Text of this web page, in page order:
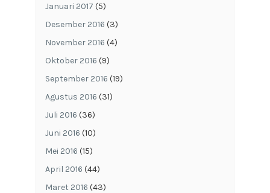
Januari 2017 (5)
Desember 2016 (3)
November 2016 (4)
Oktober 2016 (9)
September 2016 (19)
Agustus 2016 (31)
Juli 2016 (36)
Juni 2016 (10)
Mei 2016 (15)
April 2016 (44)
Maret 2016 (43)